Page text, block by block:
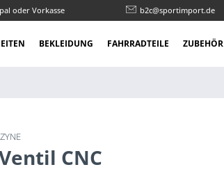
oder Vorkasse b2c@sportimport.de
BEKLEIDUNG FAHRRADTEILE ZUBEHÖR
CNC